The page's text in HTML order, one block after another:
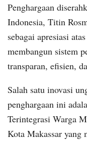
Penghargaan
Indonesia, Titin
sebagai apresiasi
membangun sistem
transparan, efisien,
Salah satu inovasi
penghargaan ini
Terintegrasi Warga
Kota Makassar yang